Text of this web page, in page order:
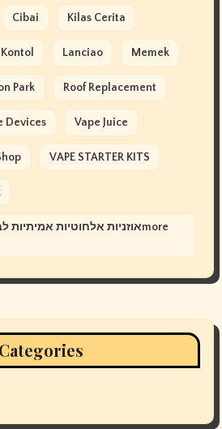
Cibai Kilas Cerita
Kontol Lanciao Memek
Park Roof Replacement
Devices Vape Juice
VAPE STARTER KITS
Categories